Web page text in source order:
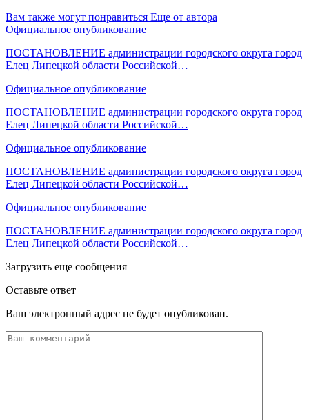
Вам также могут понравиться Еще от автора
Официальное опубликование
ПОСТАНОВЛЕНИЕ администрации городского округа город
Елец Липецкой области Российской…
Официальное опубликование
ПОСТАНОВЛЕНИЕ администрации городского округа город
Елец Липецкой области Российской…
Официальное опубликование
ПОСТАНОВЛЕНИЕ администрации городского округа город
Елец Липецкой области Российской…
Официальное опубликование
ПОСТАНОВЛЕНИЕ администрации городского округа город
Елец Липецкой области Российской…
Загрузить еще сообщения
Оставьте ответ
Ваш электронный адрес не будет опубликован.